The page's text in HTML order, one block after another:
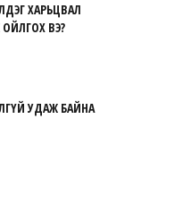
ХАРЬЦВАЛ
ВЭ?
УДАЖ БАЙНА